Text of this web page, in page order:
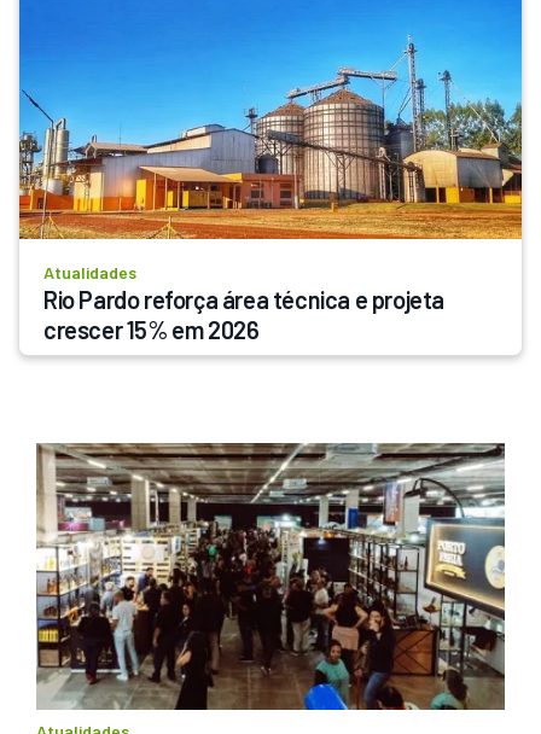
Atualidades
Rio Pardo reforça área técnica e projeta
crescer 15% em 2026